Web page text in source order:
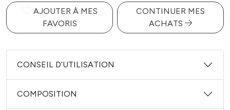
AJOUTER À MES
FAVORIS
CONTINUER MES
ACHATS
CONSEIL D’UTILISATION
COMPOSITION